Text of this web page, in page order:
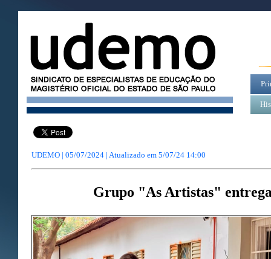
UDEMO | 05/07/2024 | Atualizado em 5/07/24 14:00
Grupo "As Artistas"